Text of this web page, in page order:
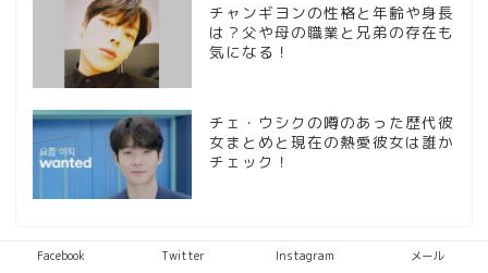
チャンギヨンの性格と年齢や身長
は？父や母の職業と兄弟の存在も
気になる！
チェ・ウシクの噂のあった歴代彼
女まとめと現在の熱愛彼女は誰か
チェック！
Facebook Twitter Instagram メール